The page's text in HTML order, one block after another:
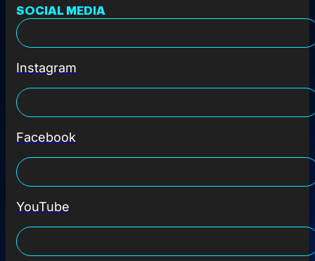
SOCIAL MEDIA
Instagram
Facebook
YouTube